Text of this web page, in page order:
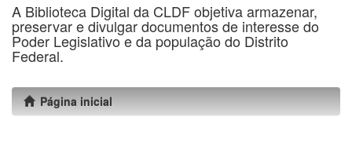
A Biblioteca Digital da CLDF objetiva armazenar,
preservar e divulgar documentos de interesse do
Poder Legislativo e da população do Distrito
Federal.
Página inicial